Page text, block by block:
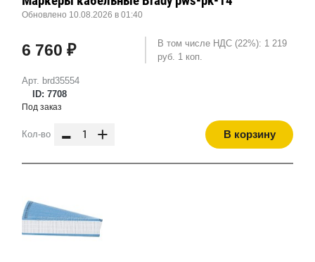
Арт. brd35554
ID: 7708
Обновлено 10.08.2026 в 01:40
6 760 ₽
В том числе НДС (22%): 1 219
руб. 1 коп.
Под заказ
Кол-во - + В корзину